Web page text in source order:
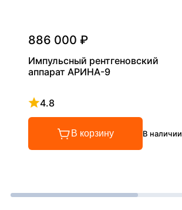
886 000 ₽
Импульсный рентгеновский
аппарат АРИНА-9
4.8
Рейтинг 4.8 из 5
В корзину В наличии